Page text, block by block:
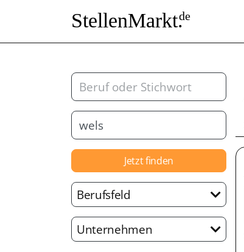
StellenMarkt.de
Jetzt finden
Berufsfeld
Unternehmen